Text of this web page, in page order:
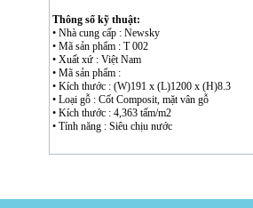
Thông số kỹ thuật:
• Nhà cung cấp : Newsky
• Mã sản phẩm : T 002
• Xuất xứ : Việt Nam
• Mã sản phẩm :
• Kích thước : (W)191 x (L)1200 x (H)8.3
• Loại gỗ : Cốt Composit, mặt vân gỗ
• Kích thước : 4,363 tấm/m2
• Tính năng : Siêu chịu nước